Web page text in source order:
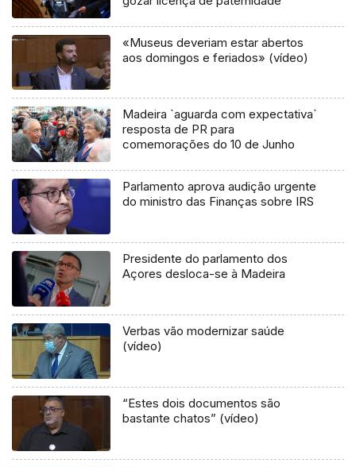
«Museus deveriam estar abertos
aos domingos e feriados» (vídeo)
Madeira `aguarda com expectativa`
resposta de PR para
comemorações do 10 de Junho
Parlamento aprova audição urgente
do ministro das Finanças sobre IRS
Presidente do parlamento dos
Açores desloca-se à Madeira
Verbas vão modernizar saúde
(vídeo)
“Estes dois documentos são
bastante chatos” (vídeo)